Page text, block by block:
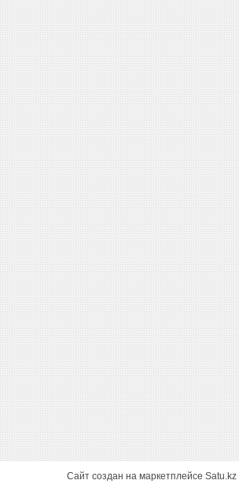
Сайт создан на маркетплейсе Satu.kz